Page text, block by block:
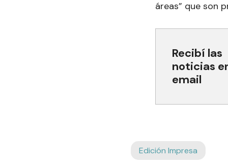
áreas” que son
Recibí las
noticias
email
Edición Impresa